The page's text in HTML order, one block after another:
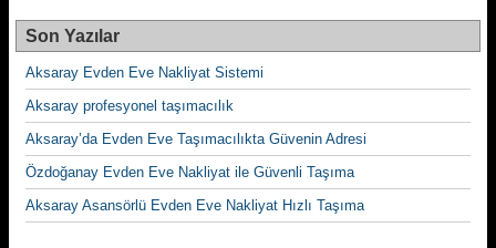
Son Yazılar
Aksaray Evden Eve Nakliyat Sistemi
Aksaray profesyonel taşımacılık
Aksaray’da Evden Eve Taşımacılıkta Güvenin Adresi
Özdoğanay Evden Eve Nakliyat ile Güvenli Taşıma
Aksaray Asansörlü Evden Eve Nakliyat Hızlı Taşıma